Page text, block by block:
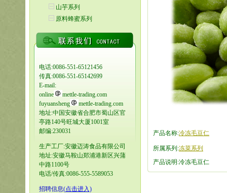
山芋系列
原料蜂蜜系列
电话:0086-551-65121456
传真:0086-551-65142699
E-mail:
online
mettle-trading.com
fuyuansheng
mettle-trading.com
地址:中国安徽省合肥市蜀山区官
亭路140号旺城大厦1001室
邮编:230031
生产工厂:安徽迈涛食品有限公司
地址:安徽马鞍山郑浦港新区兴蒲
中路1100号
电话/传真:0086-555-5589053
招聘信息(点击进入)
产品名称:冷冻毛豆仁
所属系列:冻菜系列
产品说明:冷冻毛豆仁